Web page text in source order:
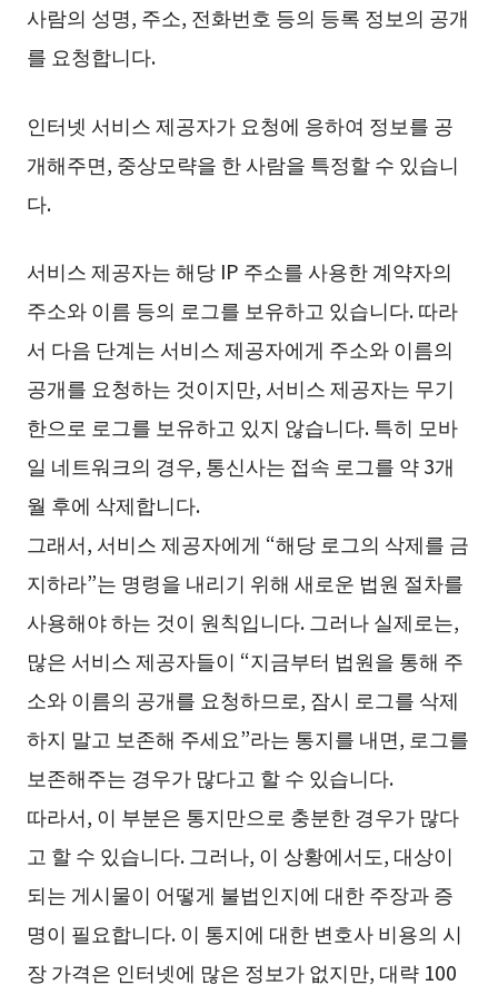
사람의 성명, 주소, 전화번호 등의 등록 정보의 공개
를 요청합니다.
인터넷 서비스 제공자가 요청에 응하여 정보를 공
개해주면, 중상모략을 한 사람을 특정할 수 있습니
다.
서비스 제공자는 해당 IP 주소를 사용한 계약자의
주소와 이름 등의 로그를 보유하고 있습니다. 따라
서 다음 단계는 서비스 제공자에게 주소와 이름의
공개를 요청하는 것이지만, 서비스 제공자는 무기
한으로 로그를 보유하고 있지 않습니다. 특히 모바
일 네트워크의 경우, 통신사는 접속 로그를 약 3개
월 후에 삭제합니다.
그래서, 서비스 제공자에게 “해당 로그의 삭제를 금
지하라”는 명령을 내리기 위해 새로운 법원 절차를
사용해야 하는 것이 원칙입니다. 그러나 실제로는,
많은 서비스 제공자들이 “지금부터 법원을 통해 주
소와 이름의 공개를 요청하므로, 잠시 로그를 삭제
하지 말고 보존해 주세요”라는 통지를 내면, 로그를
보존해주는 경우가 많다고 할 수 있습니다.
따라서, 이 부분은 통지만으로 충분한 경우가 많다
고 할 수 있습니다. 그러나, 이 상황에서도, 대상이
되는 게시물이 어떻게 불법인지에 대한 주장과 증
명이 필요합니다. 이 통지에 대한 변호사 비용의 시
장 가격은 인터넷에 많은 정보가 없지만, 대략 100